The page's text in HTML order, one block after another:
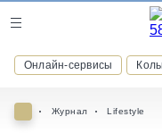
Онлайн-сервисы
Журнал Lifestyle